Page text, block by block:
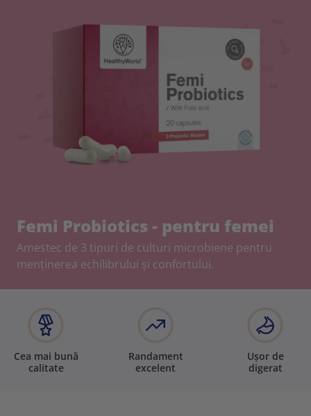
Femi Probiotics - pentru femei
Amestec de 3 tipuri de culturi microbiene pentru
menținerea echilibrului și confortului.
Cea mai bună
calitate
Randament
excelent
Ușor de
digerat